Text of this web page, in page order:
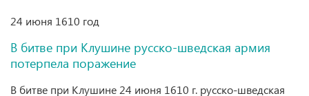
24 июня 1610 год
В битве при Клушине русско-шведская армия
потерпела поражение
В битве при Клушине 24 июня 1610 г. русско-шведская